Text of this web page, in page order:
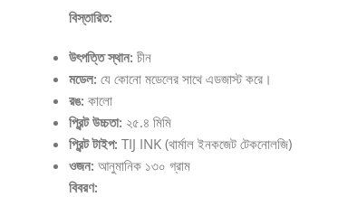
বিস্তারিত:
উৎপত্তি স্থান: চীন
মডেল: যে কোনো মডেলের সাথে এডজাস্ট করে।
রঙ: কালো
প্রিন্ট উচ্চতা: ২৫.৪ মিমি
প্রিন্ট টাইপ: TIJ INK (থার্মাল ইনকজেট টেকনোলজি)
ওজন: আনুমানিক ১৩০ গ্রাম
বিবরণ: